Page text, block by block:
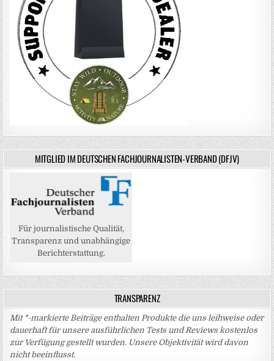
MITGLIED IM DEUTSCHEN FACHJOURNALISTEN-VERBAND (DFJV)
Für journalistische Qualität,
Transparenz und unabhängige
Berichterstattung.
TRANSPARENZ
Mit *-markierte Beiträge enthalten Produkte die uns leihweise oder
dauerhaft für unsere ausführlichen Tests und Reviews kostenlos
zur Verfügung gestellt wurden. Unsere Objektivität wird davon
nicht beeinflusst.